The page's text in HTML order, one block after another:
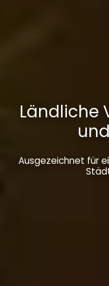
Ländliche
Ausgezeichnet für